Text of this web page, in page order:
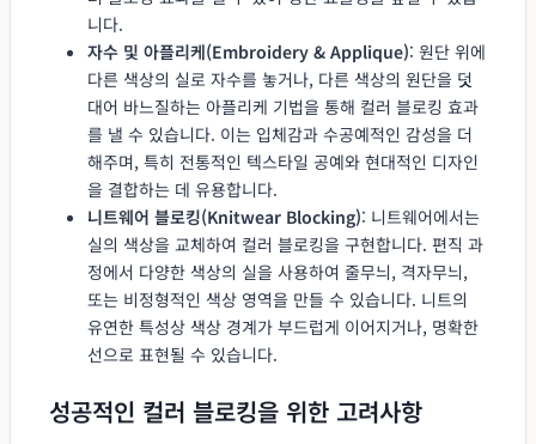
니다.
자수 및 아플리케(Embroidery & Applique): 원단 위에
다른 색상의 실로 자수를 놓거나, 다른 색상의 원단을 덧
대어 바느질하는 아플리케 기법을 통해 컬러 블로킹 효과
를 낼 수 있습니다. 이는 입체감과 수공예적인 감성을 더
해주며, 특히 전통적인 텍스타일 공예와 현대적인 디자인
을 결합하는 데 유용합니다.
니트웨어 블로킹(Knitwear Blocking): 니트웨어에서는
실의 색상을 교체하여 컬러 블로킹을 구현합니다. 편직 과
정에서 다양한 색상의 실을 사용하여 줄무늬, 격자무늬,
또는 비정형적인 색상 영역을 만들 수 있습니다. 니트의
유연한 특성상 색상 경계가 부드럽게 이어지거나, 명확한
선으로 표현될 수 있습니다.
성공적인 컬러 블로킹을 위한 고려사항